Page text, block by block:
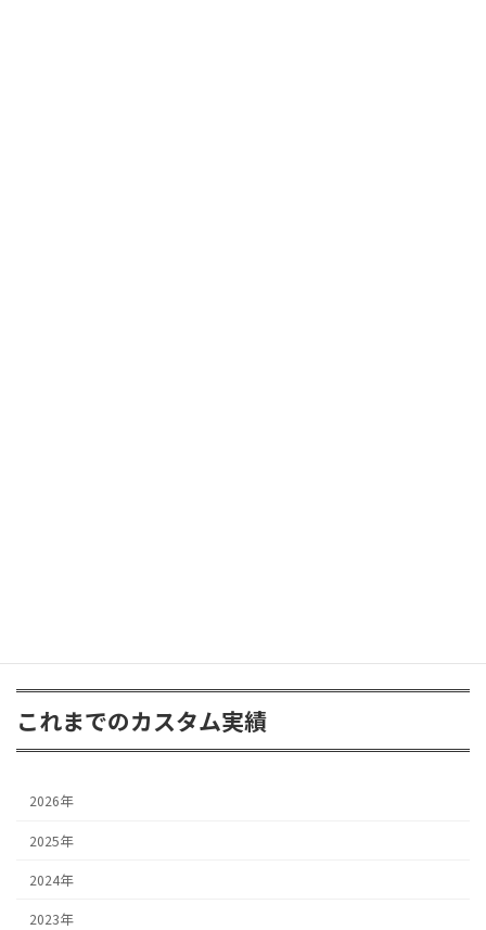
これまでのカスタム実績
2026年
2025年
2024年
2023年